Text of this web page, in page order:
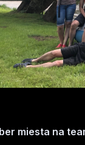
miesta na